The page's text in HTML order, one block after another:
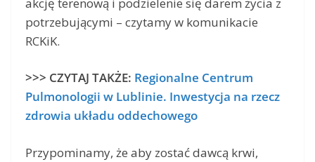
potrzebującymi – czytamy w komunikacie
RCKiK.
>>> CZYTAJ TAKŻE: Regionalne Centrum
Pulmonologii w Lublinie. Inwestycja na rzecz
zdrowia układu oddechowego
Przypominamy, że aby zostać dawcą krwi,